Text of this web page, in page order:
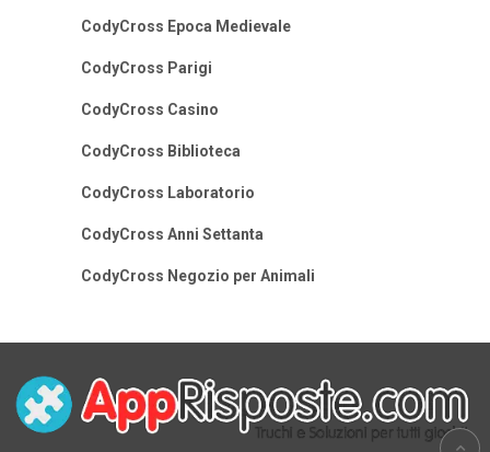
CodyCross Epoca Medievale
CodyCross Parigi
CodyCross Casino
CodyCross Biblioteca
CodyCross Laboratorio
CodyCross Anni Settanta
CodyCross Negozio per Animali